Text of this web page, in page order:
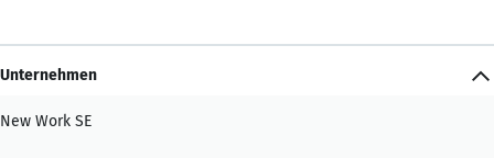
Unternehmen
New Work SE